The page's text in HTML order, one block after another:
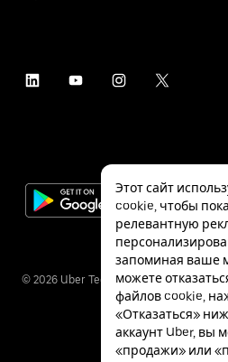
© 2026 Uber Technologies Inc.
Этот сайт
cookie, чтобы
релевантную
запоминая ваше
можете
файлов cookie,
«Отказаться»
аккаунт Uber, вы
«продажи» или